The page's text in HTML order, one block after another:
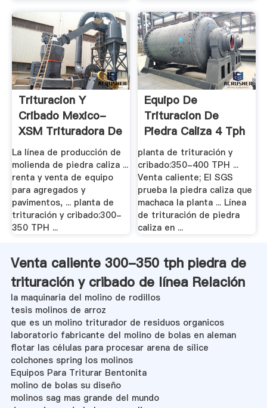
Trituracion Y
Cribado Mexico-
XSM Trituradora De
.
La línea de producción de
molienda de piedra caliza ...
renta y venta de equipo
para agregados y
pavimentos, ... planta de
trituración y cribado:300-
350 TPH ...
Equipo De
Trituracion De
Piedra Caliza 4 Tph
planta de trituración y
cribado:350-400 TPH ...
Venta caliente; El SGS
prueba la piedra caliza que
machaca la planta ... Línea
de trituración de piedra
caliza en ...
Venta caliente 300-350 tph piedra de
trituración y cribado de línea Relación
la maquinaria del molino de rodillos
tesis molinos de arroz
que es un molino triturador de residuos organicos
laboratorio fabricante del molino de bolas en aleman
flotar las células para procesar arena de sílice
colchones spring los molinos
Equipos Para Triturar Bentonita
molino de bolas su diseño
molinos sag mas grande del mundo